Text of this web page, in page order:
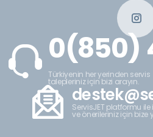
0(850)
Türkiyenin her yerinden servis
talepleriniz için bizi arayın.
ServisJET platformu
ve önerileriniz için bize